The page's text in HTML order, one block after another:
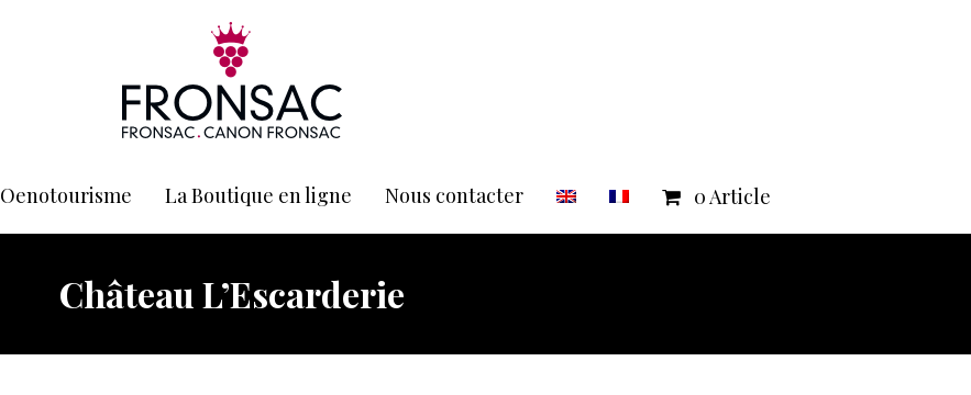
Oenotourisme La Boutique en ligne Nous contacter 0 Article
Château L’Escarderie